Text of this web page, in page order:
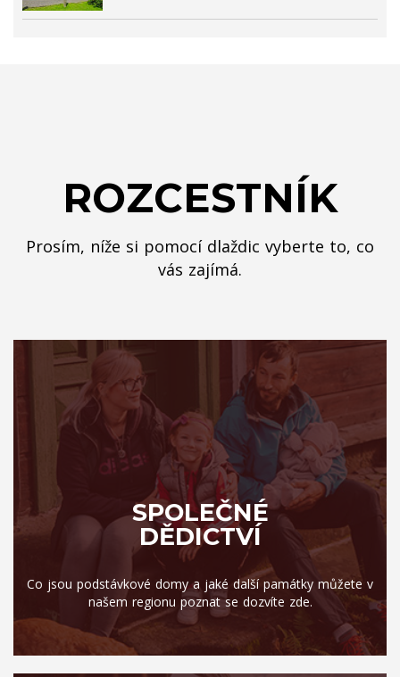
ROZCESTNÍK
Prosím, níže si pomocí dlaždic vyberte to, co
vás zajímá.
SPOLEČNÉ
DĚDICTVÍ
Co jsou podstávkové domy a jaké další památky můžete v
našem regionu poznat se dozvíte zde.